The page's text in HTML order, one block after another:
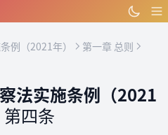
例（2021年）
第一章 总则
法实施条例（2021
第四条